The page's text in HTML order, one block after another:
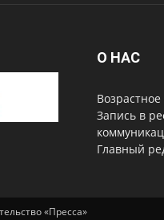
О НАС
Запись в
Главный
«Пресса»